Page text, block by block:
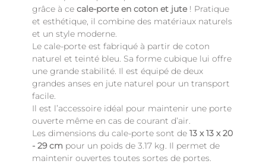
grâce à ce cale-porte en coton et jute! Pratique
et esthétique, il combine des matériaux naturels
et un style moderne.
Le cale-porte est fabriqué à partir de coton
naturel et teinté bleu. Sa forme cubique lui offre
une grande stabilité. Il est équipé de deux
grandes anses en jute naturel pour un transport
facile.
Il est l’accessoire idéal pour maintenir une porte
ouverte même en cas de courant d’air.
Les dimensions du cale-porte sont de 13 x 13 x 20
- 29 cm pour un poids de 3.17 kg. Il permet de
maintenir ouvertes toutes sortes de portes.